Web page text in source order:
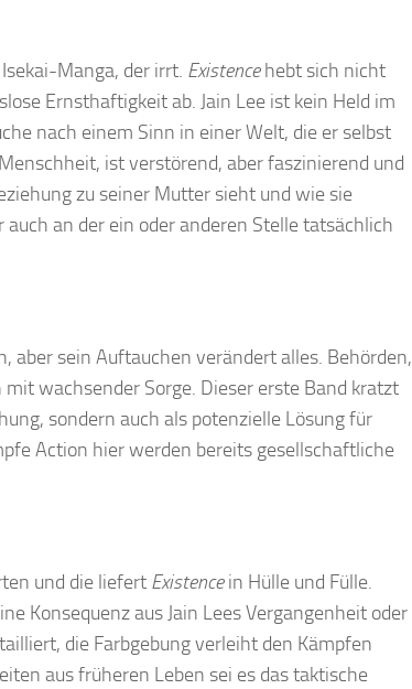
Manga, der irrt. Existencehebt sich nicht
Ernsthaftigkeit ab. Jain Lee ist kein Held im
nach einem Sinn in einer Welt, die er selbst
ist verstörend, aber faszinierend und
zu seiner Mutter sieht und wie sie
an der ein oder anderen Stelle tatsächlich
aber sein Auftauchen verändert alles. Behörden,
wachsender Sorge. Dieser erste Band kratzt
sondern auch als potenzielle Lösung für
Action hier werden bereits gesellschaftliche
und die liefert Existencein Hülle und Fülle.
Konsequenz aus Jain Lees Vergangenheit oder
die Farbgebung verleiht den Kämpfen
aus früheren Leben sei es das taktische